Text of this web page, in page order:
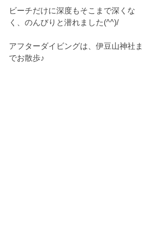
ビーチだけに深度もそこまで深くな
く、のんびりと潜れました(^^)/
アフターダイビングは、伊豆山神社ま
でお散歩♪